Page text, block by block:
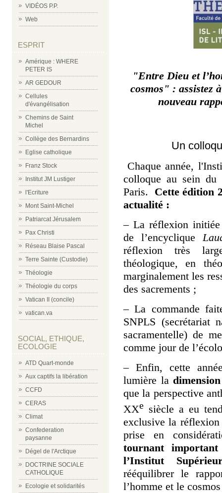
VIDÉOS P.P.
Web
ESPRIT
Amérique : WHERE
PETER IS
AR GEDOUR
Cellules
d'évangélisation
Chemins de Saint
Michel
Collège des Bernardins
Eglise catholique
Franz Stock
Institut JM Lustiger
l'Ecriture
Mont Saint-Michel
Patriarcat Jérusalem
Pax Christi
Réseau Blaise Pascal
Terre Sainte (Custodie)
Théologie
Théologie du corps
Vatican II (concile)
vatican.va
SOCIAL, ETHIQUE,
ECOLOGIE
ATD Quart-monde
Aux captifs la libération
CCFD
CERAS
Climat
Confederation
paysanne
Dégel de l'Arctique
DOCTRINE SOCIALE
CATHOLIQUE
Ecologie et solidarités
"Entre Dieu et
cosmos" : assistez
nouveau
Un
Chaque année,
colloque au sein du
Paris. Cette édition
actualité :
– La réflexion initiée
de l’encyclique
réflexion très
théologique, en
marginalement les
des sacrements ;
– La commande
SNPLS (secrétariat
sacramentelle) de
comme jour de
– Enfin, cette
lumière la
que la perspective
XXe siècle a eu
exclusive la
prise en
tournant
l’Institut
rééquilibrer le
l’homme et le